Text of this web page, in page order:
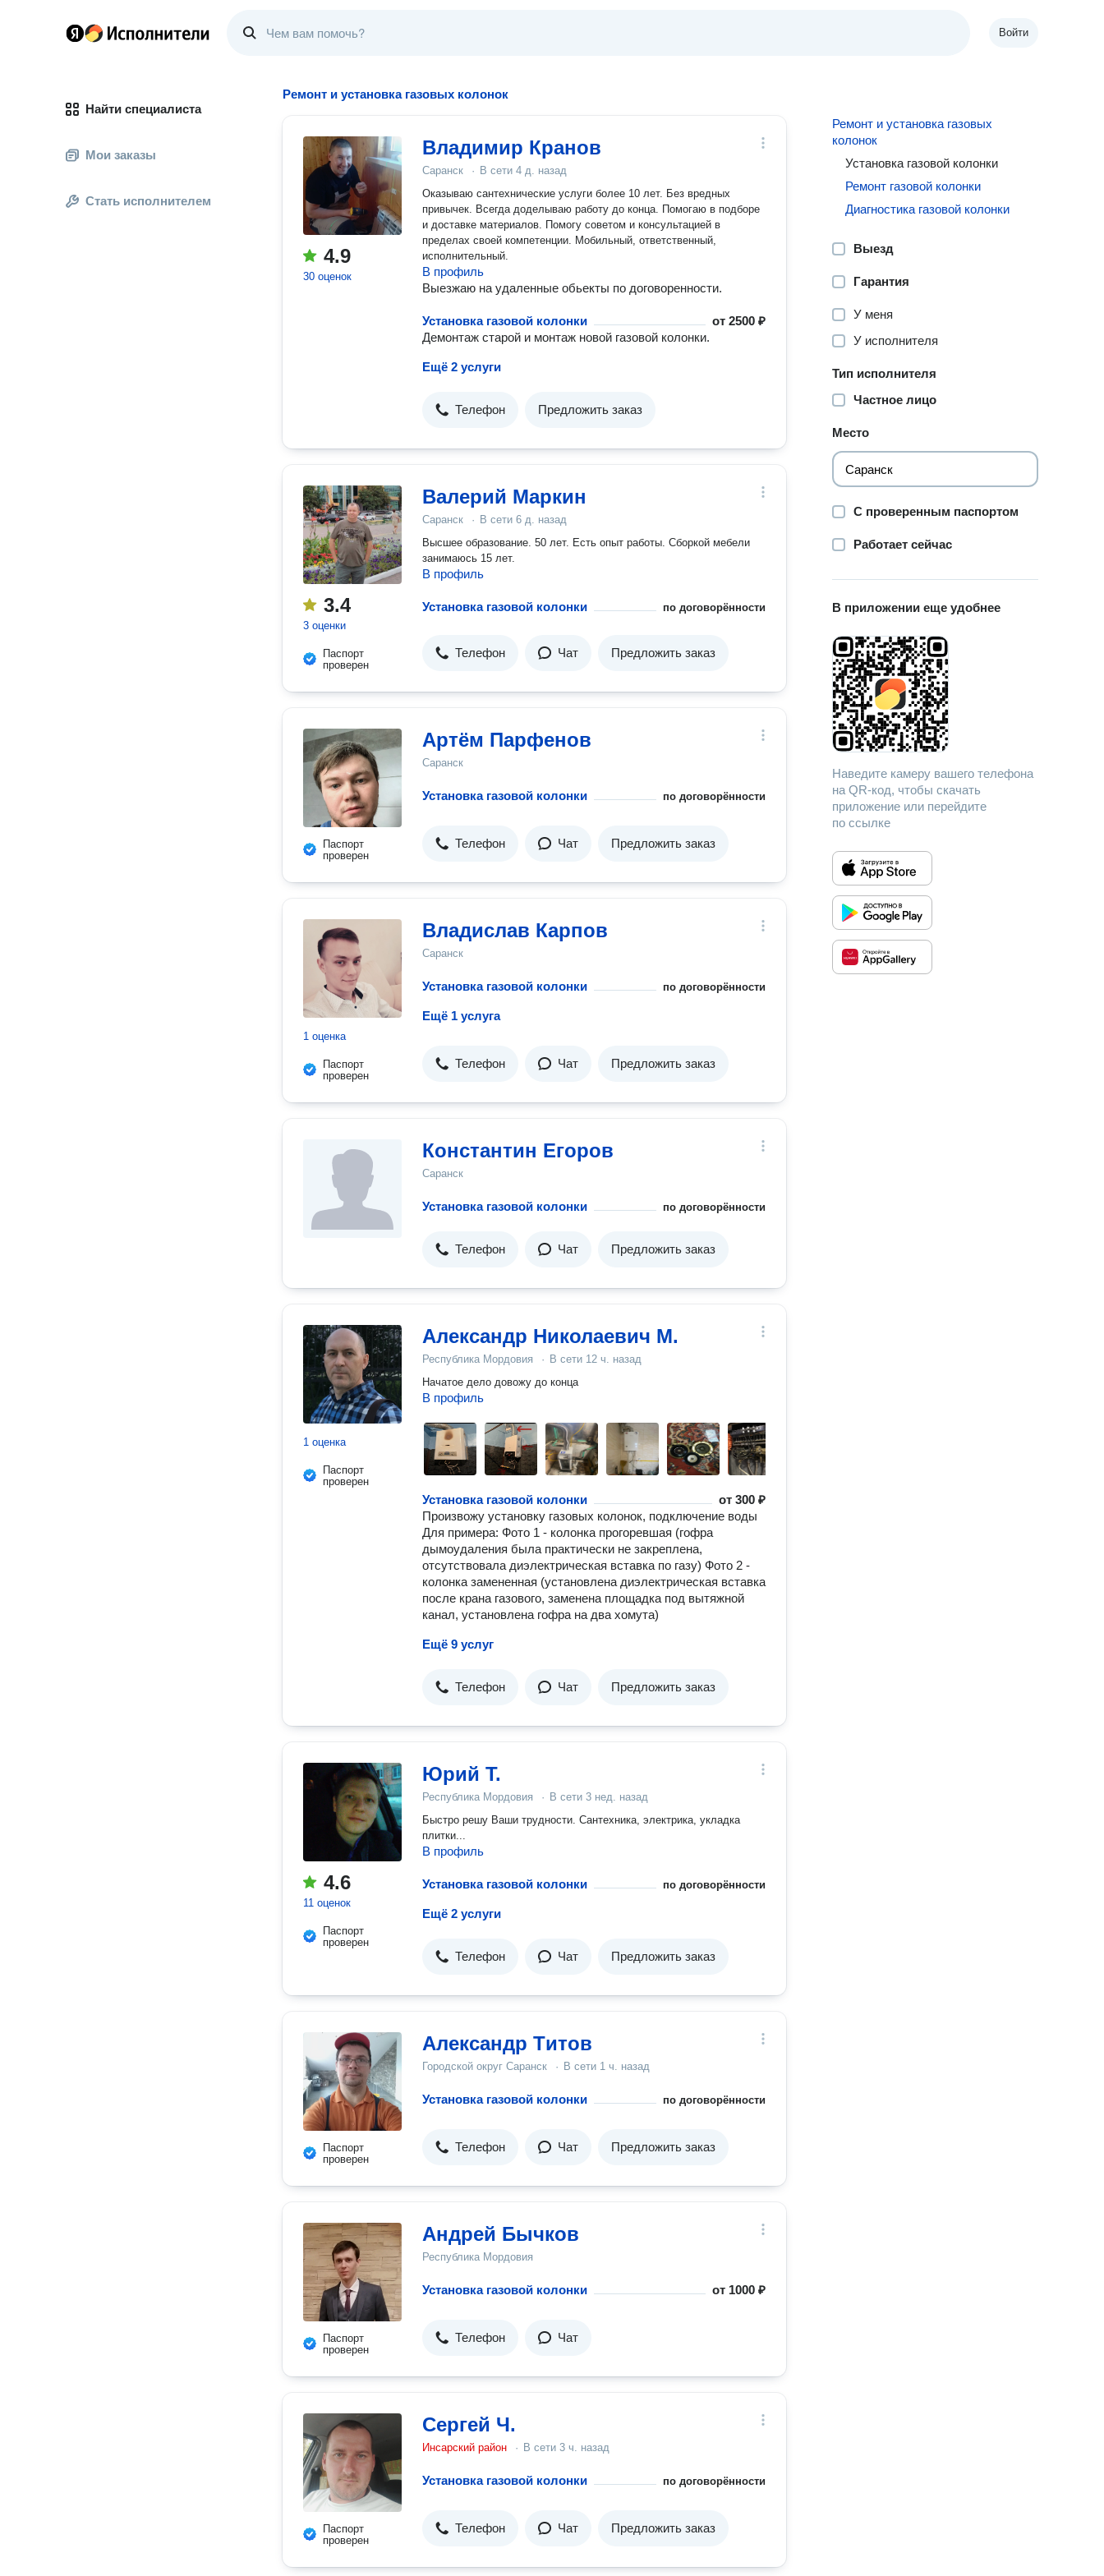
Войти
Найти специалиста
Мои заказы
Стать исполнителем
Ремонт и установка газовых колонок
4.9
30 оценок
Владимир Кранов
Саранск · В сети 4 д. назад
Оказываю сантехнические услуги более 10 лет. Без вредных
привычек. Всегда доделываю работу до конца. Помогаю в подборе
и доставке материалов. Помогу советом и консультацией в
пределах своей компетенции. Мобильный, ответственный,
исполнительный.
В профиль
Выезжаю на удаленные обьекты по договоренности.
Установка газовой колонки от2500 ₽
Демонтаж старой и монтаж новой газовой колонки.
Ещё 2 услуги
Телефон Предложить заказ
3.4
3 оценки
Паспорт
проверен
Валерий Маркин
Саранск · В сети 6 д. назад
Высшее образование. 50 лет. Есть опыт работы. Сборкой мебели
занимаюсь 15 лет.
В профиль
Установка газовой колонки по договорённости
Телефон Чат Предложить заказ
Паспорт
проверен
Артём Парфенов
Саранск
Установка газовой колонки по договорённости
Телефон Чат Предложить заказ
1 оценка
Паспорт
проверен
Владислав Карпов
Саранск
Установка газовой колонки по договорённости
Ещё 1 услуга
Телефон Чат Предложить заказ
Константин Егоров
Саранск
Установка газовой колонки по договорённости
Телефон Чат Предложить заказ
1 оценка
Паспорт
проверен
Александр Николаевич М.
Республика Мордовия · В сети 12 ч. назад
Начатое дело довожу до конца
В профиль
Установка газовой колонки от300 ₽
Произвожу установку газовых колонок, подключение воды
Для примера: Фото 1 - колонка прогоревшая (гофра
дымоудаления была практически не закреплена,
отсутствовала диэлектрическая вставка по газу) Фото 2 -
колонка замененная (установлена диэлектрическая вставка
после крана газового, заменена площадка под вытяжной
канал, установлена гофра на два хомута)
Ещё 9 услуг
Телефон Чат Предложить заказ
4.6
11 оценок
Паспорт
проверен
Юрий Т.
Республика Мордовия · В сети 3 нед. назад
Быстро решу Ваши трудности. Сантехника, электрика, укладка
плитки...
В профиль
Установка газовой колонки по договорённости
Ещё 2 услуги
Телефон Чат Предложить заказ
Паспорт
проверен
Александр Tитов
Городской округ Саранск · В сети 1 ч. назад
Установка газовой колонки по договорённости
Телефон Чат Предложить заказ
Паспорт
проверен
Андрей Бычков
Республика Мордовия
Установка газовой колонки от 1000 ₽
Телефон Чат
Паспорт
проверен
Сергей Ч.
Инсарский район · В сети 3 ч. назад
Установка газовой колонки по договорённости
Телефон Чат Предложить заказ
Ремонт и установка газовых
колонок
Установка газовой колонки
Ремонт газовой колонки
Диагностика газовой колонки
Выезд
Гарантия
У меня
У исполнителя
Тип исполнителя
Частное лицо
Место
С проверенным паспортом
Работает сейчас
В приложении еще удобнее
Наведите камеру вашего телефона
на QR-код, чтобы скачать
приложение или перейдите
по ссылке